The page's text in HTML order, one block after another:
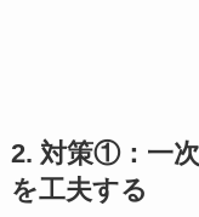
2. 対策①：一次
を工夫する